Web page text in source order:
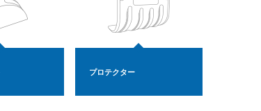
プロテクター